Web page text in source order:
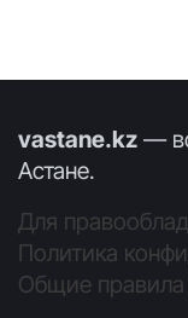
vastane.kz —
Астане.
Для
Политика
Общие правила